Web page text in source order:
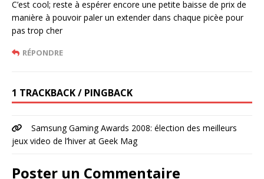
C’est cool; reste à espérer encore une petite baisse de prix de
manière à pouvoir paler un extender dans chaque picèe pour
pas trop cher
RÉPONDRE
1 TRACKBACK / PINGBACK
Samsung Gaming Awards 2008: élection des meilleurs
jeux video de l’hiver at Geek Mag
Poster un Commentaire